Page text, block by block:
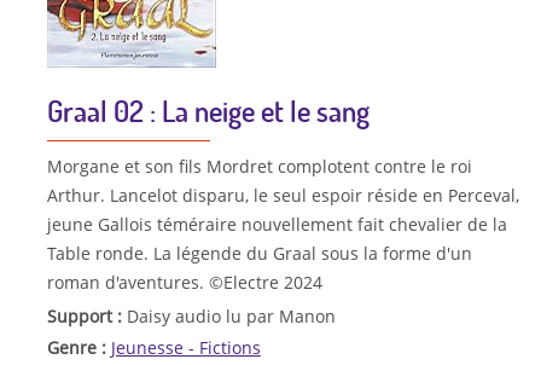
Graal 02 : La neige et le sang
Morgane et son fils Mordret complotent contre le roi
Arthur. Lancelot disparu, le seul espoir réside en Perceval,
jeune Gallois téméraire nouvellement fait chevalier de la
Table ronde. La légende du Graal sous la forme d'un
roman d'aventures. ©Electre 2024
Support : Daisy audio lu par Manon
Genre : Jeunesse - Fictions